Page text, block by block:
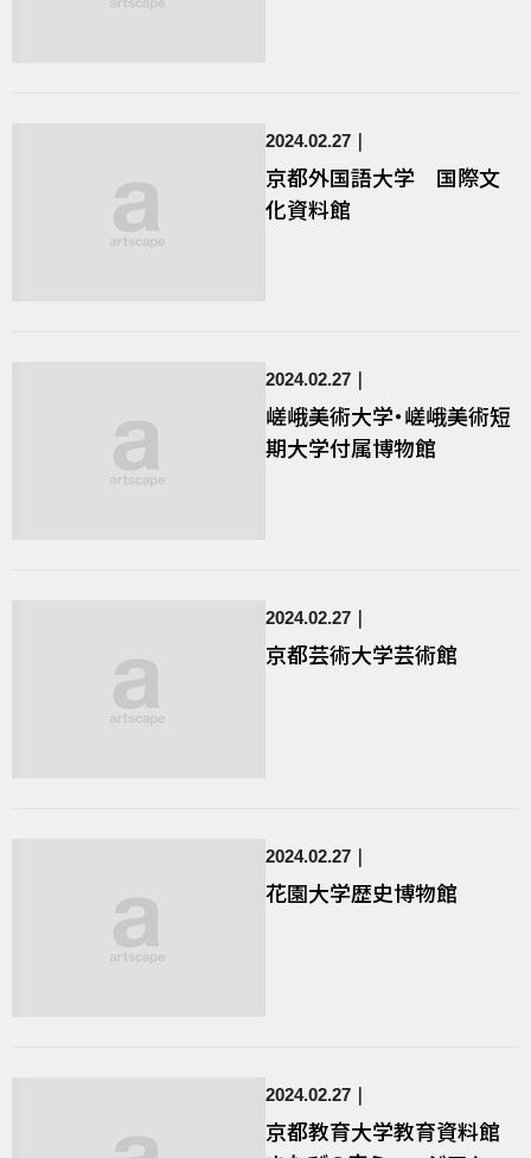
2024.02.27
京都外国語大学 国際文
化資料館
2024.02.27
嵯峨美術大学・嵯峨美術短
期大学付属博物館
2024.02.27
京都芸術大学芸術館
2024.02.27
花園大学歴史博物館
2024.02.27
京都教育大学教育資料館